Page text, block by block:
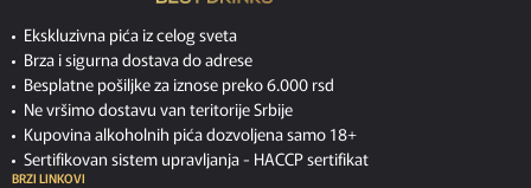
Ekskluzivna pića iz celog sveta
Brza i sigurna dostava do adrese
Besplatne pošiljke za iznose preko 6.000 rsd
Ne vršimo dostavu van teritorije Srbije
Kupovina alkoholnih pića dozvoljena samo 18+
Sertifikovan sistem upravljanja - HACCP sertifikat
BRZI LINKOVI